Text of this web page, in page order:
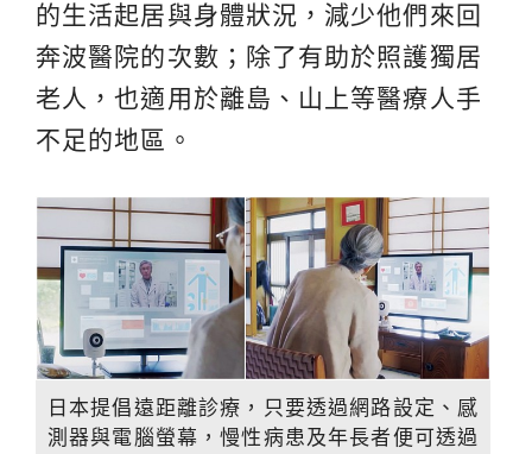
的生活起居與身體狀況，減少他們來回
奔波醫院的次數；除了有助於照護獨居
老人，也適用於離島、山上等醫療人手
不足的地區。
日本提倡遠距離診療，只要透過網路設定、感
測器與電腦螢幕，慢性病患及年長者便可透過